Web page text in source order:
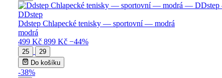
DDstep
Ddstep Chlapecké tenisky — sportovní — modrá
modrá
499 Kč 899 Kč −44%
25
29
Do košíku
-38%